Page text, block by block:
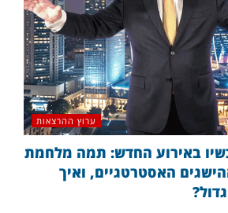
ערוץ ההרצאות
באירוע החדש: תמה מלחמת
האסטרטגיים, ואיך